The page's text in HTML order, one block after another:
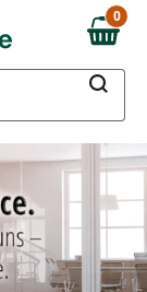
0,00 €
0